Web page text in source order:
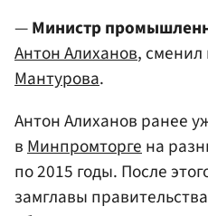
—Министр
Антон Алиханов, сменил
Мантурова.
Антон Алиханов ранее
вМинпромторгена
по 2015 годы. После
замглавы